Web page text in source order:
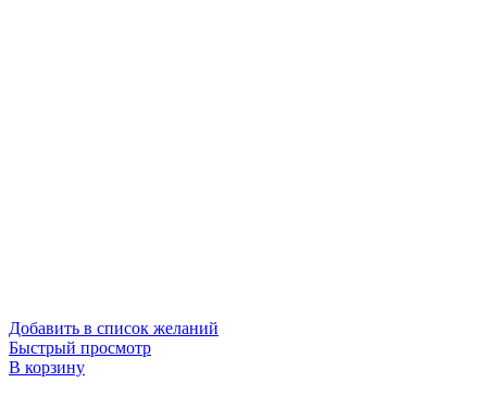
Добавить в список желаний
Быстрый просмотр
В корзину